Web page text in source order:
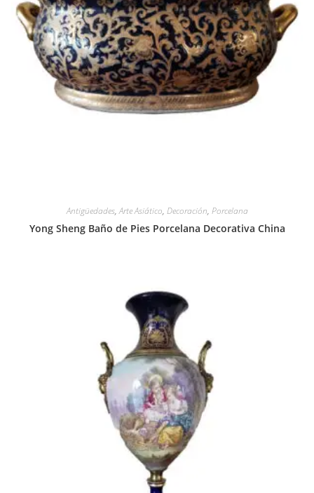
Antigüedades,Arte Asiático, Decoración, Porcelana
Yong Sheng Baño de Pies Porcelana Decorativa China